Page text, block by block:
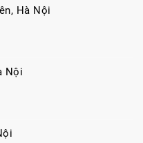
Hà Nội
Nội